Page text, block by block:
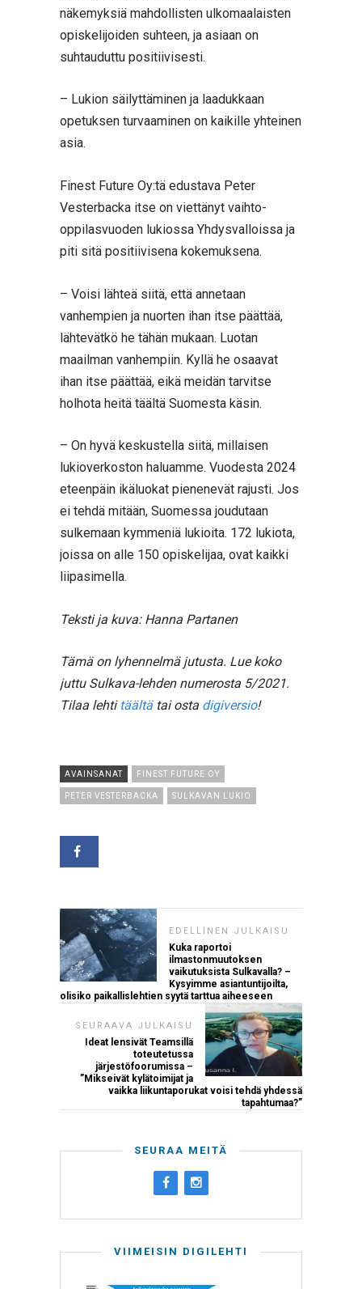
näkemyksiä mahdollisten ulkomaalaisten
opiskelijoiden suhteen, ja asiaan on
suhtauduttu positiivisesti.
– Lukion säilyttäminen ja laadukkaan
opetuksen turvaaminen on kaikille yhteinen
asia.
Finest Future Oy:tä edustava Peter
Vesterbacka itse on viettänyt vaihto-
oppilasvuoden lukiossa Yhdysvalloissa ja
piti sitä positiivisena kokemuksena.
– Voisi lähteä siitä, että annetaan
vanhempien ja nuorten ihan itse päättää,
lähtevätkö he tähän mukaan. Luotan
maailman vanhempiin. Kyllä he osaavat
ihan itse päättää, eikä meidän tarvitse
holhota heitä täältä Suomesta käsin.
– On hyvä keskustella siitä, millaisen
lukioverkoston haluamme. Vuodesta 2024
eteenpäin ikäluokat pienenevät rajusti. Jos
ei tehdä mitään, Suomessa joudutaan
sulkemaan kymmeniä lukioita. 172 lukiota,
joissa on alle 150 opiskelijaa, ovat kaikki
liipasimella.
Teksti ja kuva: Hanna Partanen
Tämä on lyhennelmä jutusta. Lue koko
juttu Sulkava-lehden numerosta 5/2021.
Tilaa lehti täältätai osta digiversio!
AVAINSANAT FINEST FUTURE OY
PETER VESTERBACKA SULKAVAN LUKIO
EDELLINEN JULKAISU
Kuka raportoi
ilmastonmuutoksen
vaikutuksista Sulkavalla? –
Kysyimme asiantuntijoilta,
olisiko paikallislehtien syytä tarttua aiheeseen
SEURAAVA JULKAISU
Ideat lensivät Teamsillä
toteutetussa
järjestöfoorumissa –
”Mikseivät kylätoimijat ja
vaikka liikuntaporukat voisi tehdä yhdessä
tapahtumaa?”
SEURAA MEITÄ
VIIMEISIN DIGILEHTI